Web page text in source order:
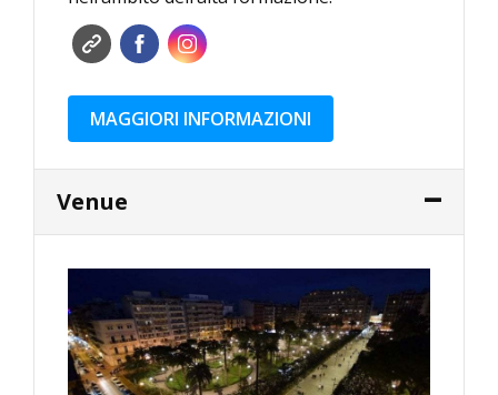
MAGGIORI INFORMAZIONI
Venue